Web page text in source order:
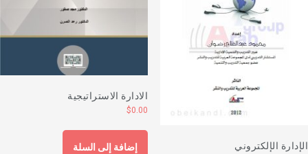
الإلكتروني
الادارة الاستراتيجية
$0.00
إضافة إلى السلة